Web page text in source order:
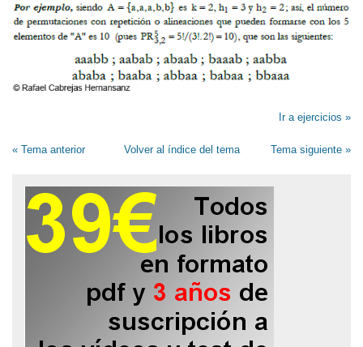
Ir a ejercicios »
« Tema anterior Volver al índice del tema Tema siguiente »